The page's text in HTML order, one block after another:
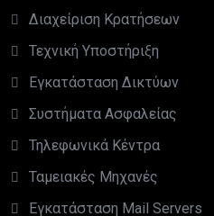
Διαχείριση Κρατήσεων
Τεχνική Υποστήριξη
Εγκατάσταση Δικτύων
Συστήματα Ασφαλείας
Τηλεφωνικά Κέντρα
Ταμειακές Μηχανές
Εγκατάσταση Mail Servers